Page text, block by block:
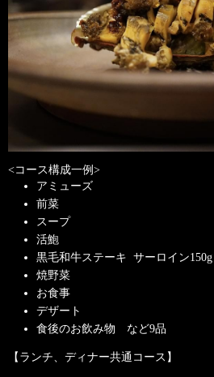
<コース構成一例>
アミューズ
前菜
スープ
活鮑
黒毛和牛ステーキ サーロイン150g
焼野菜
お食事
デザート
食後のお飲み物 など9品
【ランチ、ディナー共通コース】